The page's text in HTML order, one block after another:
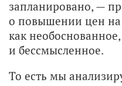
запланировано, —
о повышении цен на
как
и бессмысленное.
То есть мы